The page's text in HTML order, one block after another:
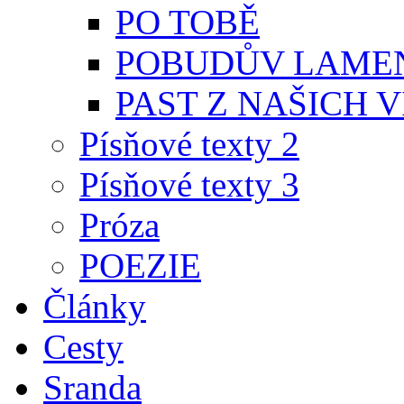
PO TOBĚ
POBUDŮV
PAST Z NAŠICH
Písňové texty 2
Písňové texty 3
Próza
POEZIE
Články
Cesty
Sranda